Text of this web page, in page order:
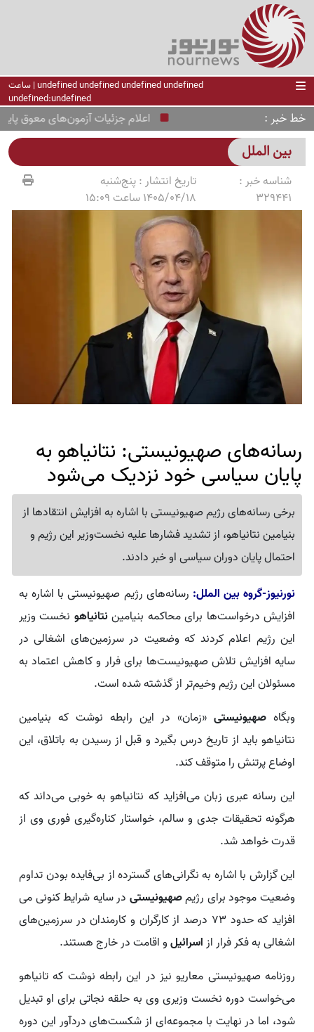
undefined undefined undefined undefined | ساعت
undefined:undefined
خط خبر اعلام جزئیات آزمون‌های معوق پایه
بین الملل
شناسه خبر :
329441
تاریخ انتشار :پنج‌شنبه
1405/04/18 ساعت 15:09
رسانه‌های صهیونیستی: نتانیاهو به
پایان سیاسی خود نزدیک می‌شود
برخی رسانه‌های رژیم صهیونیستی با اشاره به افزایش انتقادها از
بنیامین نتانیاهو، از تشدید فشارها علیه نخست‌وزیر این رژیم و
احتمال پایان دوران سیاسی او خبر دادند.
نورنیوز-گروه بین الملل: رسانه‌های رژیم صهیونیستی با اشاره به
افزایش درخواست‌ها برای محاکمه بنیامیننتانیاهو نخست وزیر
این رژیم اعلام کردند که وضعیت در سرزمین‌های اشغالی در
سایه افزایش تلاش صهیونیست‌ها برای فرار و کاهش اعتماد به
مسئولان این رژیم وخیم‌تر از گذشته شده است.
وبگاه صهیونیستی «زمان» در این رابطه نوشت که بنیامین
نتانیاهو باید از تاریخ درس بگیرد و قبل از رسیدن به باتلاق، این
اوضاع پرتنش را متوقف کند.
این رسانه عبری زبان می‌افزاید که نتانیاهو به خوبی می‌داند که
هرگونه تحقیقات جدی و سالم، خواستار کناره‌گیری فوری وی از
قدرت خواهد شد.
این گزارش با اشاره به نگرانی‌های گسترده از بی‌فایده بودن تداوم
وضعیت موجود برای رژیمصهیونیستی در سایه شرایط کنونی می
افزاید که حدود ۷۳ درصد از کارگران و کارمندان در سرزمین‌های
اشغالی به فکر فرار ازاسرائیلو اقامت در خارج هستند.
روزنامه صهیونیستی معاریو نیز در این رابطه نوشت که تانیاهو
می‌خواست دوره نخست وزیری وی به حلقه نجاتی برای او تبدیل
شود، اما در نهایت با مجموعه‌ای از شکست‌های دردآور این دوره